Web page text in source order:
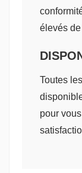
élevés
Toutes
pour